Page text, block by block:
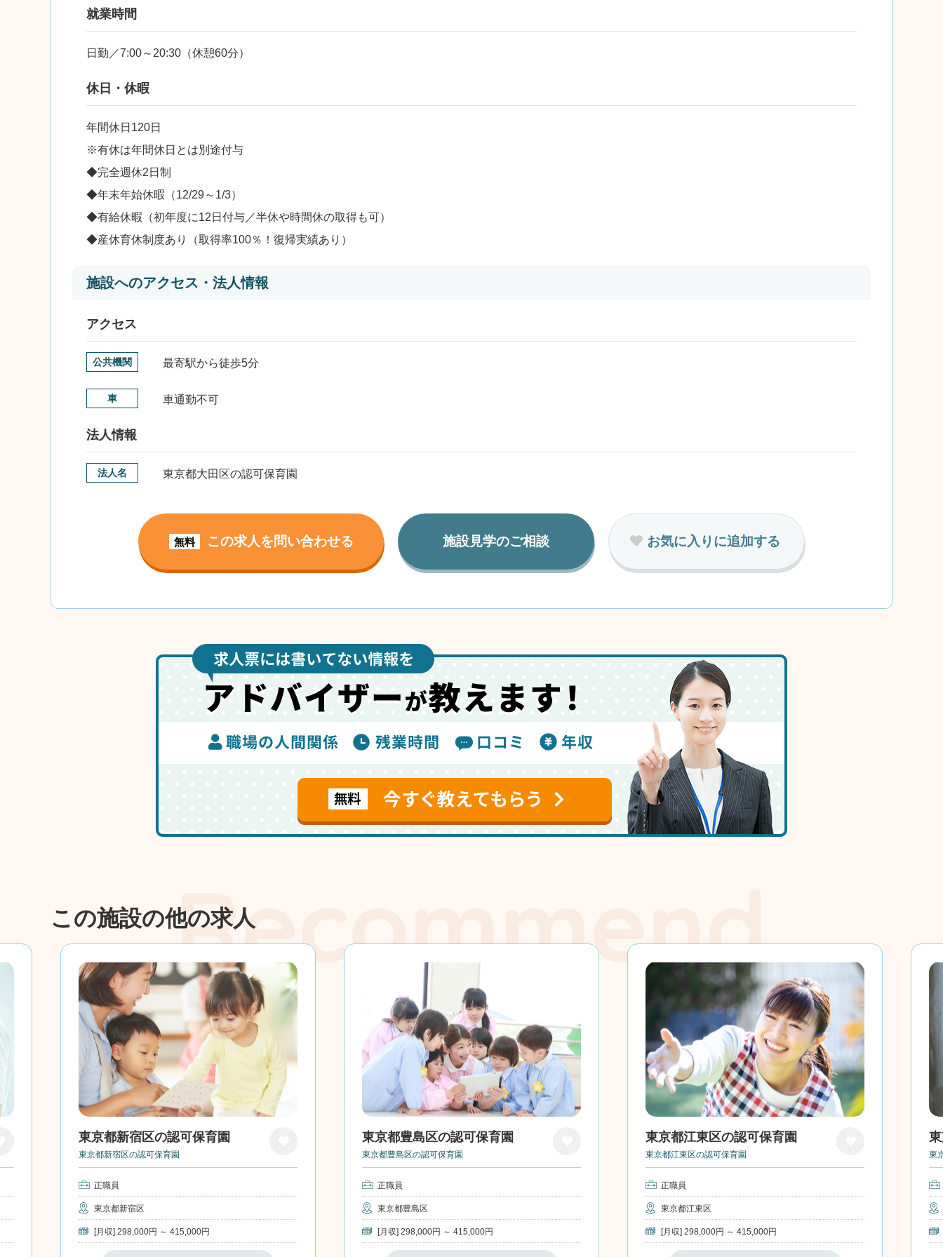
就業時間
日勤／7:00～20:30（休憩60分）
休日・休暇
年間休日120日
※有休は年間休日とは別途付与
◆完全週休2日制
◆年末年始休暇（12/29～1/3）
◆有給休暇（初年度に12日付与／半休や時間休の取得も可）
◆産休育休制度あり（取得率100％！復帰実績あり）
施設へのアクセス・法人情報
アクセス
公共機関 最寄駅から徒歩5分
車 車通勤不可
法人情報
法人名 東京都大田区の認可保育園
無料 この求人を問い合わせる 施設見学のご相談 お気に入りに追加する
この施設の他の求人
東京都新宿区の認可保育園
東京都新宿区の認可保育園
り
正職員
東京都新宿区
[月収] 298,000円 ～ 415,000円
保育士
東京都豊島区の認可保育園
東京都豊島区の認可保育園
り
正職員
東京都豊島区
[月収] 298,000円 ～ 415,000円
保育士
東京都江東区の認可保育園
東京都江東区の認可保育園
り
正職員
東京都江東区
[月収] 298,000円 ～ 415,000円
保育士
東